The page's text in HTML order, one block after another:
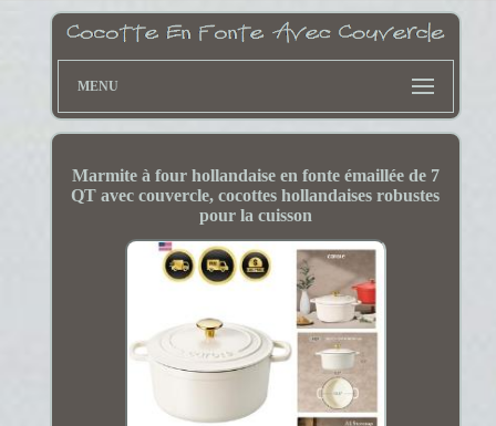
MENU
Marmite à four hollandaise en fonte émaillée de 7
QT avec couvercle, cocottes hollandaises robustes
pour la cuisson